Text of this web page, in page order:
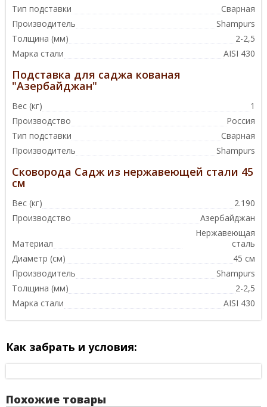
Тип подставки
Сварная
Производитель
Shampurs
Толщина (мм)
2-2,5
Марка стали
AISI 430
Подставка для саджа кованая
"Азербайджан"
Вес (кг)
1
Производство
Россия
Тип подставки
Сварная
Производитель
Shampurs
Сковорода Садж из нержавеющей стали 45
см
Вес (кг)
2.190
Производство
Азербайджан
Материал
Нержавеющая
сталь
Диаметр (см)
45 см
Производитель
Shampurs
Толщина (мм)
2-2,5
Марка стали
AISI 430
Как забрать и условия:
Похожие товары